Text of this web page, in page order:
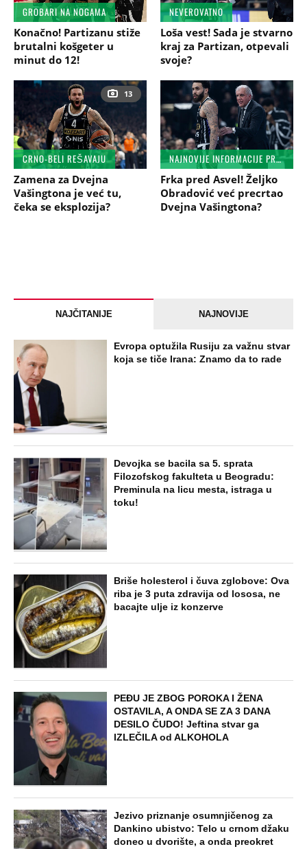
GROBARI NA NOGAMA
Konačno! Partizanu stiže
brutalni košgeter u
minut do 12!
NEVEROVATNO
Loša vest! Sada je stvarno
kraj za Partizan, otpevali
svoje?
13
CRNO-BELI REŠAVAJU
Zamena za Dvejna
Vašingtona je već tu,
čeka se eksplozija?
NAJNOVIJE INFORMACIJE PRE NOVO DUPLO KOLO U EVROLIGI
Frka pred Asvel! Željko
Obradović već precrtao
Dvejna Vašingtona?
NAJČITANIJE NAJNOVIJE
Evropa optužila Rusiju za važnu stvar
koja se tiče Irana: Znamo da to rade
Devojka se bacila sa 5. sprata
Filozofskog fakulteta u Beogradu:
Preminula na licu mesta, istraga u
toku!
Briše holesterol i čuva zglobove: Ova
riba je 3 puta zdravija od lososa, ne
bacajte ulje iz konzerve
PEĐU JE ZBOG POROKA I ŽENA
OSTAVILA, A ONDA SE ZA 3 DANA
DESILO ČUDO! Jeftina stvar ga
IZLEČILA od ALKOHOLA
Jezivo priznanje osumnjičenog za
Dankino ubistvo: Telo u crnom džaku
doneo u dvorište, a onda preokret